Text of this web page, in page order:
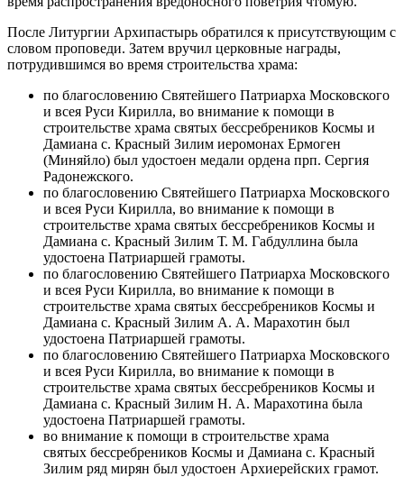
После Литургии Архипастырь обратился к присутствующим с
словом проповеди. Затем вручил церковные награды,
потрудившимся во время строительства храма:
по благословению Святейшего Патриарха Московского
и всея Руси Кирилла, во внимание к помощи в
строительстве храма святых бессребреников Космы и
Дамиана с. Красный Зилим иеромонах Ермоген
(Миняйло) был удостоен медали ордена прп. Сергия
Радонежского.
по благословению Святейшего Патриарха Московского
и всея Руси Кирилла, во внимание к помощи в
строительстве храма святых бессребреников Космы и
Дамиана с. Красный Зилим Т. М. Габдуллина была
удостоена Патриаршей грамоты.
по благословению Святейшего Патриарха Московского
и всея Руси Кирилла, во внимание к помощи в
строительстве храма святых бессребреников Космы и
Дамиана с. Красный Зилим А. А. Марахотин был
удостоена Патриаршей грамоты.
по благословению Святейшего Патриарха Московского
и всея Руси Кирилла, во внимание к помощи в
строительстве храма святых бессребреников Космы и
Дамиана с. Красный Зилим Н. А. Марахотина была
удостоена Патриаршей грамоты.
во внимание к помощи в строительстве храма
святых бессребреников Космы и Дамиана с. Красный
Зилим ряд мирян был удостоен Архиерейских грамот.